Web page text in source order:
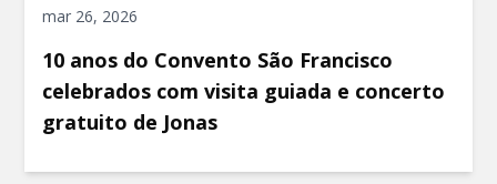
mar 26, 2026
10 anos do Convento São Francisco
celebrados com visita guiada e concerto
gratuito de Jonas